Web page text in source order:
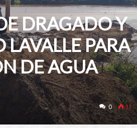
DRAGADO Y
PARA
DE AGUA
0 11